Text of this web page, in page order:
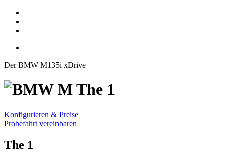
Der BMW M135i xDrive
The 1
Konfigurieren & Preise
Probefahrt vereinbaren
The 1